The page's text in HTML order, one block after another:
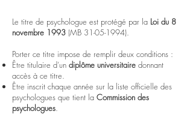
Le titre de psychologue est protégé par la Loi du 8
novembre 1993 (MB 31-05-1994).
Porter ce titre impose de remplir deux conditions :
Être titulaire d’un diplôme universitaire donnant
accès à ce titre.
Être inscrit chaque année sur la liste officielle des
psychologues que tient la Commission des
psychologues.